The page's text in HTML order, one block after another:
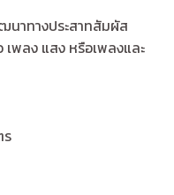
นาทางประสาทสัมผัส
เพลง แสง หรือเพลงและ